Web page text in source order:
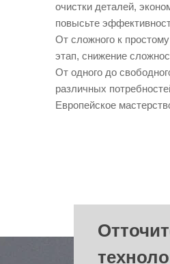
очистки деталей,
повысьте
От сложного к
этап, снижение
От одного до
различных
Европейское